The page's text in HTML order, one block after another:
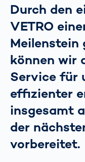
Durch den
VETRO
Meilenstein
können wir
Service für
effizienter
insgesamt
der
vorbereitet.